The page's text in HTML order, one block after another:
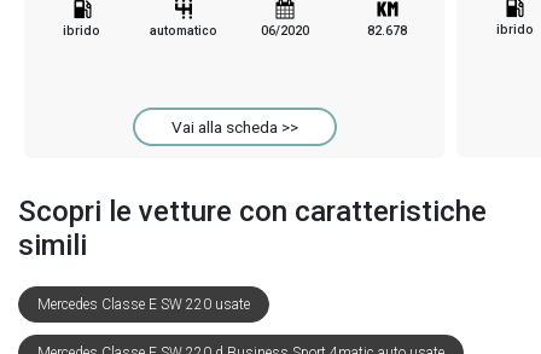
ibrido automatico 06/2020 82.678
Vai alla scheda >>
ibrido
Scopri le vetture con caratteristiche
simili
Mercedes Classe E SW 220 usate